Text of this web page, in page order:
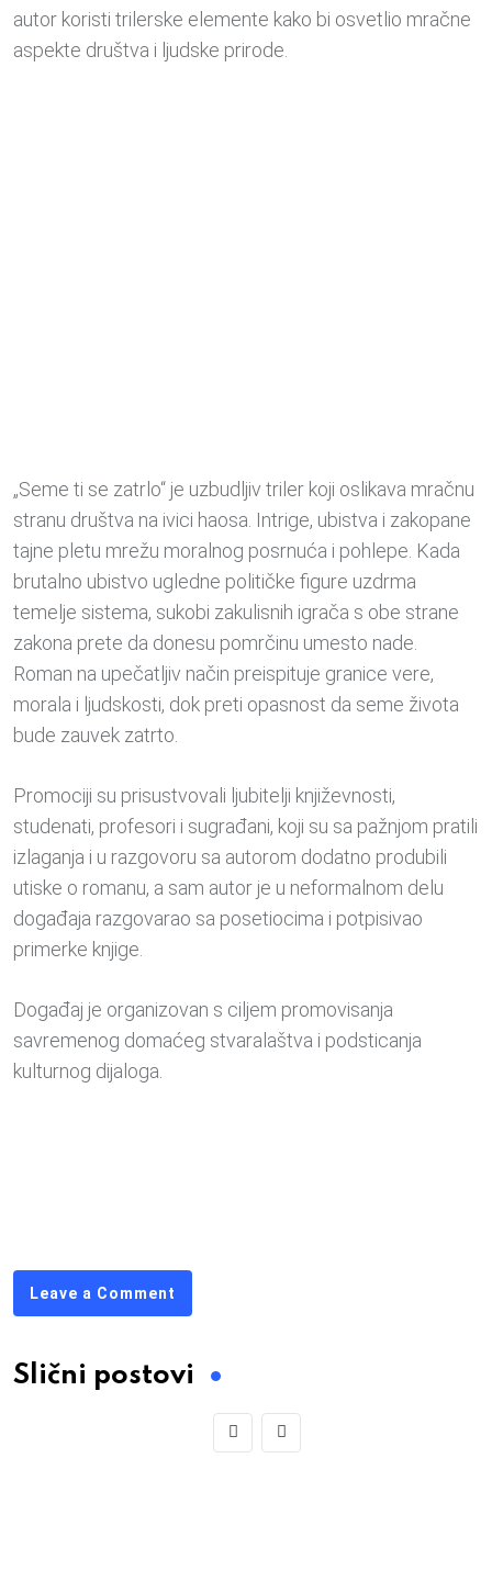
autor koristi trilerske elemente kako bi osvetlio mračne
aspekte društva i ljudske prirode.
„Seme ti se zatrlo“ je uzbudljiv triler koji oslikava mračnu
stranu društva na ivici haosa. Intrige, ubistva i zakopane
tajne pletu mrežu moralnog posrnuća i pohlepe. Kada
brutalno ubistvo ugledne političke figure uzdrma
temelje sistema, sukobi zakulisnih igrača s obe strane
zakona prete da donesu pomrčinu umesto nade.
Roman na upečatljiv način preispituje granice vere,
morala i ljudskosti, dok preti opasnost da seme života
bude zauvek zatrto.
Promociji su prisustvovali ljubitelji književnosti,
studenati, profesori i sugrađani, koji su sa pažnjom pratili
izlaganja i u razgovoru sa autorom dodatno produbili
utiske o romanu, a sam autor je u neformalnom delu
događaja razgovarao sa posetiocima i potpisivao
primerke knjige.
Događaj je organizovan s ciljem promovisanja
savremenog domaćeg stvaralaštva i podsticanja
kulturnog dijaloga.
Leave a Comment
Slični postovi